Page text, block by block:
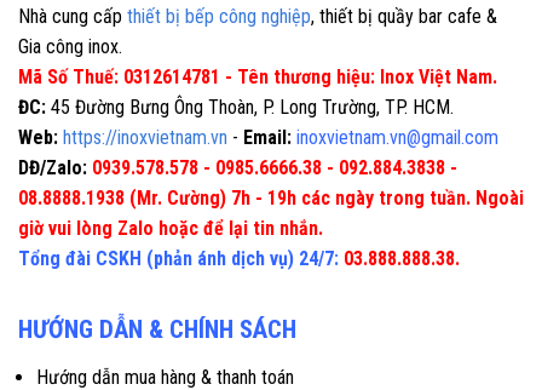
Nhà cung cấp thiết bị bếp công nghiệp, thiết bị quầy bar cafe &
Gia công inox.
Mã Số Thuế: 0312614781 - Tên thương hiệu: Inox Việt Nam.
ĐC: 45 Đường Bưng Ông Thoàn, P. Long Trường, TP. HCM.
Web: https://inoxvietnam.vn - Email: inoxvietnam.vn@gmail.com
DĐ/Zalo: 0939.578.578 - 0985.6666.38 - 092.884.3838 -
08.8888.1938 (Mr. Cường) 7h - 19h các ngày trong tuần. Ngoài
giờ vui lòng Zalo hoặc để lại tin nhắn.
Tổng đài CSKH (phản ánh dịch vụ) 24/7: 03.888.888.38.
HƯỚNG DẪN & CHÍNH SÁCH
Hướng dẫn mua hàng & thanh toán